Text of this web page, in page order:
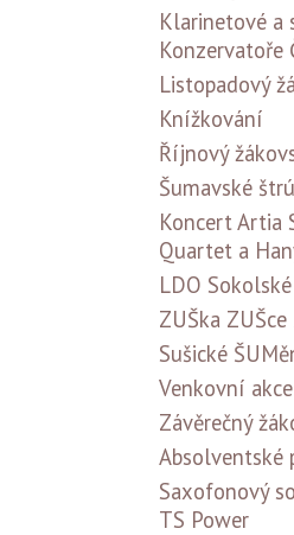
Klarinetové a
Konzervatoře
Listopadový
Knížkování
Říjnový
Šumavské
Koncert Artia
Quartet a
LDO
ZUŠka ZUŠce
Sušické
Venkovní
Závěrečný
Absolventské
Saxofonový
TS Power